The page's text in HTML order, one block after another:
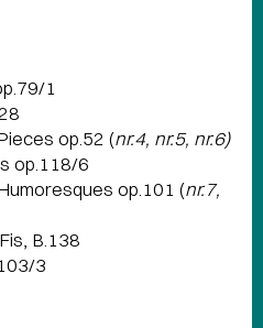
1
op.52 (nr.4, nr.5, nr.6)
op.118/6
op.101 (nr.7,
B.138
3